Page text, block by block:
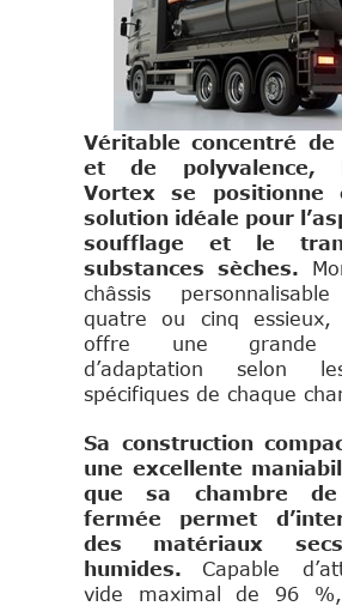
Véritable concentré de
et de polyvalence,
Vortex se positionne
solution idéale pour
soufflage et le
substances sèches.
châssis
quatre ou cinq essieux,
offre une grande
d’adaptation selon
spécifiques de chaque
Sa construction
une excellente
que sa chambre
fermée permet
des matériaux
humides. Capable
vide maximal de 96